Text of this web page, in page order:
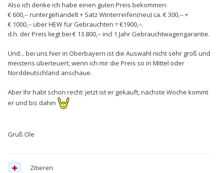
Also ich denke ich habe einen guten Preis bekommen:
€ 600,-- runtergehandelt + Satz Winterreifen(neu) ca. € 300,-- +
€ 1000,-- über HEW für Gebrauchten = €1900,--.
d.h. der Preis liegt bei € 13.800,-- incl 1 Jahr Gebrauchtwagengarantie.
Und... bei uns hier in Oberbayern ist die Auswahl nicht sehr groß und
meistens überteuert, wenn ich mir die Preis so in Mittel oder
Norddeutschland anschaue.
Aber Ihr habt schon recht: jetzt ist er gekauft, nächste Woche kommt
er und bis dahin
Gruß Ole
Zitieren